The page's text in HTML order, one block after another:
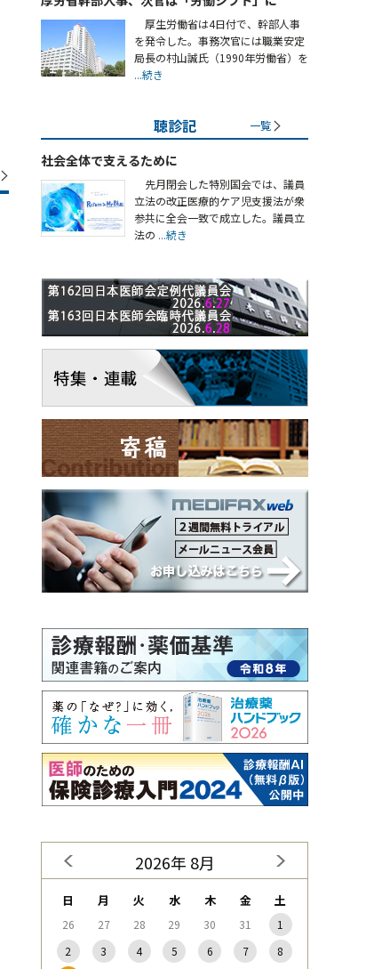
厚生労働省は4日付で、幹部人事
を発令した。事務次官には職業安定
局長の村山誠氏（1990年労働省）を
...続き
聴診記 一覧
社会全体で支えるために
先月閉会した特別国会では、議員
立法の改正医療的ケア児支援法が衆
参共に全会一致で成立した。議員立
法の ...続き
2026年 8月
日 月 火 水 木 金 土
26 27 28 29 30 31
1
2
3 4 5 6 7
8